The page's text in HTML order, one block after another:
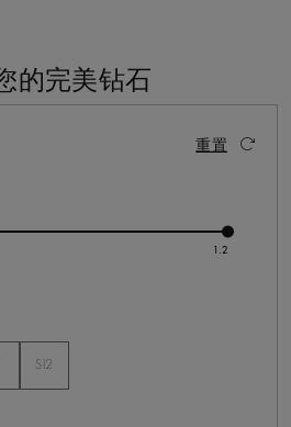
的完美钻石
重置
SI2